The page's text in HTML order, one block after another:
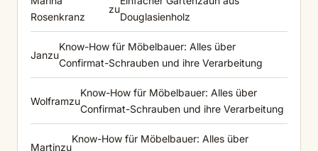
Rosenkranz
zu
Douglasienholz
Janzu
Know-How für Möbelbauer: Alles über
Confirmat-Schrauben und ihre Verarbeitung
Wolframzu
Know-How für Möbelbauer: Alles über
Confirmat-Schrauben und ihre Verarbeitung
Martinzu
Know-How für Möbelbauer: Alles über